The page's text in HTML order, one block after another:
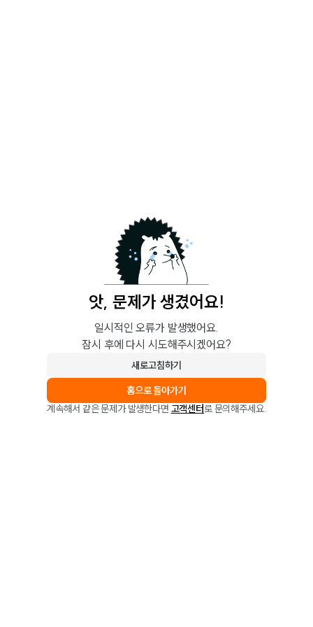
앗, 문제가 생겼어요!
일시적인 오류가 발생했어요.
잠시 후에 다시 시도해주시겠어요?
새로고침하기
홈으로 돌아가기
계속해서 같은 문제가 발생한다면 고객센터로 문의해주세요.